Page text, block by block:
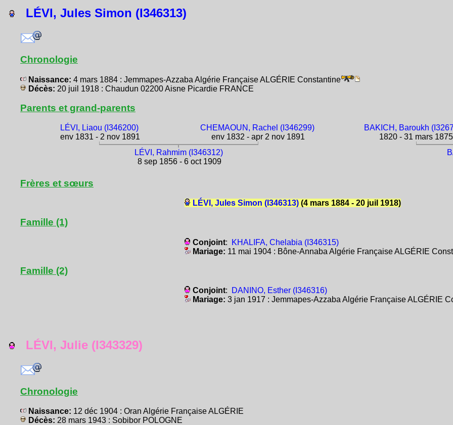
LÉVI, Jules Simon (I346313)
Chronologie
Naissance: 4 mars 1884 : Jemmapes-Azzaba Algérie Française ALGÉRIE Constantine
Décès: 20 juil 1918 : Chaudun 02200 Aisne Picardie FRANCE
Parents et grand-parents
LÉVI, Liaou (I346200)
env 1831 - 2 nov 1891
CHEMAOUN, Rachel (I346299)
env 1832 - apr 2 nov 1891
BAKICH, Baroukh
1820 - 31 mars 1875
LÉVI, Rahmim (I346312)
8 sep 1856 - 6 oct 1909
Frères et sœurs
LÉVI, Jules Simon (I346313) (4 mars 1884 - 20 juil 1918)
Famille (1)
Conjoint: KHALIFA, Chelabia (I346315)
Mariage: 11 mai 1904 : Bône-Annaba Algérie Française ALGÉRIE
Famille (2)
Conjoint: DANINO, Esther (I346316)
Mariage:3 jan 1917 : Jemmapes-Azzaba Algérie Française ALGÉRIE
LÉVI, Julie (I343329)
Chronologie
Naissance: 12 déc 1904 : Oran Algérie Française ALGÉRIE
Décès: 28 mars 1943 : Sobibor POLOGNE